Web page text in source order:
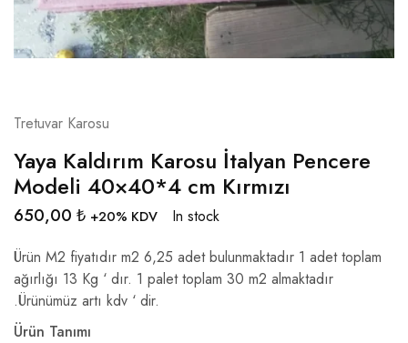
Tretuvar Karosu
Yaya Kaldırım Karosu İtalyan Pencere
Modeli 40×40*4 cm Kırmızı
650,00 ₺ +20% KDV
In stock
Ürün M2 fiyatıdır m2 6,25 adet bulunmaktadır 1 adet toplam
ağırlığı 13 Kg ‘ dır. 1 palet toplam 30 m2 almaktadır
.Ürünümüz artı kdv ‘ dir.
Ürün Tanımı